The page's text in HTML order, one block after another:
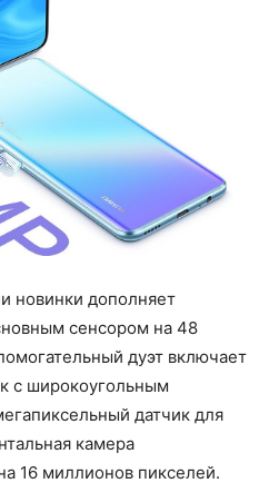
новинки дополняет
сенсором на 48
дуэт включает
с широкоугольным
датчик для
камера
16 миллионов пикселей.